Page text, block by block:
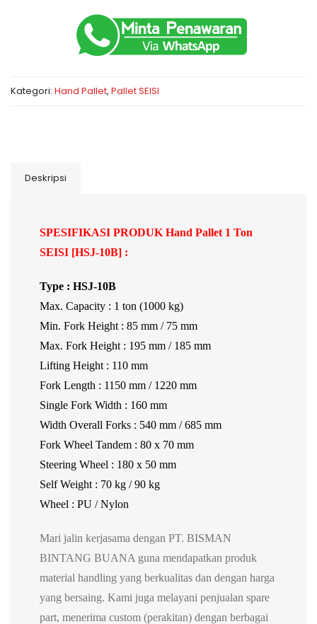
Kategori: Hand Pallet, Pallet SEISI
Deskripsi
SPESIFIKASI PRODUK Hand Pallet 1 Ton
SEISI [HSJ-10B] :
Type : HSJ-10B
Max. Capacity : 1 ton (1000 kg)
Min. Fork Height : 85 mm / 75 mm
Max. Fork Height : 195 mm / 185 mm
Lifting Height : 110 mm
Fork Length : 1150 mm / 1220 mm
Single Fork Width : 160 mm
Width Overall Forks : 540 mm / 685 mm
Fork Wheel Tandem : 80 x 70 mm
Steering Wheel : 180 x 50 mm
Self Weight : 70 kg / 90 kg
Wheel : PU / Nylon
Mari jalin kerjasama dengan PT. BISMAN
BINTANG BUANA guna mendapatkan produk
material handling yang berkualitas dan dengan harga
yang bersaing. Kami juga melayani penjualan spare
part, menerima custom (perakitan) dengan berbagai